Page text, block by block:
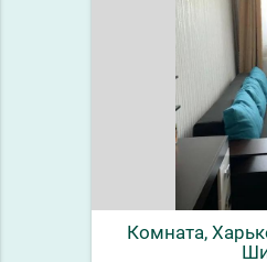
Комната,